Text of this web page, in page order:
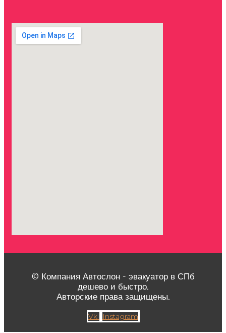
© Компания Автослон - эвакуатор в СПб
дешево и быстро.
Авторские права защищены.
Vk Instagram